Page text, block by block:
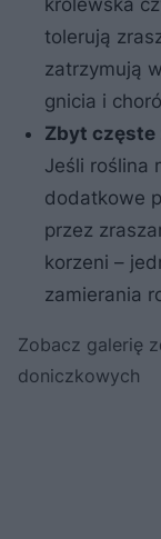
tolerują
zatrzymują
gnicia i
Zbyt częste
Jeśli roślina
dodatkowe
przez
korzeni –
zamierania
Zobacz galerię
doniczkowych